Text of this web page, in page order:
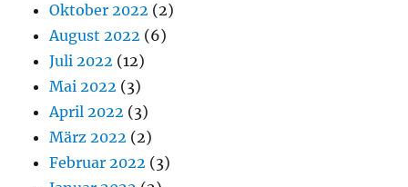
Oktober 2022 (2)
August 2022 (6)
Juli 2022 (12)
Mai 2022 (3)
April 2022 (3)
März 2022 (2)
Februar 2022 (3)